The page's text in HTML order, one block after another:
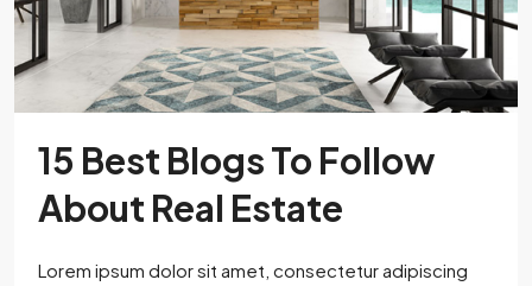
15 Best Blogs To Follow
About Real Estate
Lorem ipsum dolor sit amet, consectetur adipiscing